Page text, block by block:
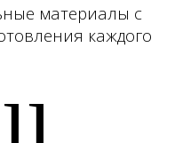
материалы с
каждого